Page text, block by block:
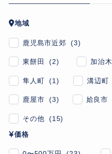
地域
鹿児島市近郊 (3)
東餅田 (2) 加治
隼人町 (1) 溝辺
鹿屋市 (3) 姶良市
その他 (15)
価格